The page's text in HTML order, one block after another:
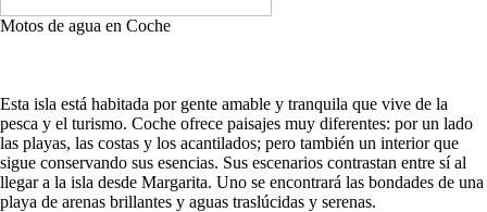
Motos de agua en Coche
Esta isla está habitada por gente amable y tranquila que vive de la
pesca y el turismo. Coche ofrece paisajes muy diferentes: por un lado
las playas, las costas y los acantilados; pero también un interior que
sigue conservando sus esencias. Sus escenarios contrastan entre sí al
llegar a la isla desde Margarita. Uno se encontrará las bondades de una
playa de arenas brillantes y aguas traslúcidas y serenas.